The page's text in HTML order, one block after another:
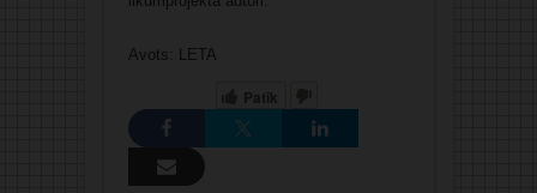
Avots: LETA
Patīk